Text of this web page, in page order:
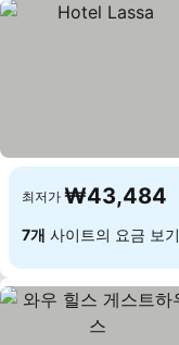
최저가 ₩43,484
7개 사이트의 요금 보기